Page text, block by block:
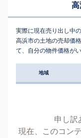
高
実際に現在売り出し中
高浜市の土地の売却価
て、自分の物件価格が
地域
申し訳
現在、このコン